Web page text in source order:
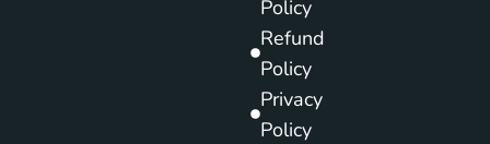
Policy
Refund
Policy
Privacy
Policy